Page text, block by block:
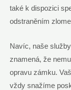
také‌ k dispozici
odstraněním
Navíc, ⁤naše
znamená, ​že
opravu‍ zámku.
vždy snažíme